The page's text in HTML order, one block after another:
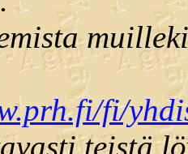
fi/
teistä